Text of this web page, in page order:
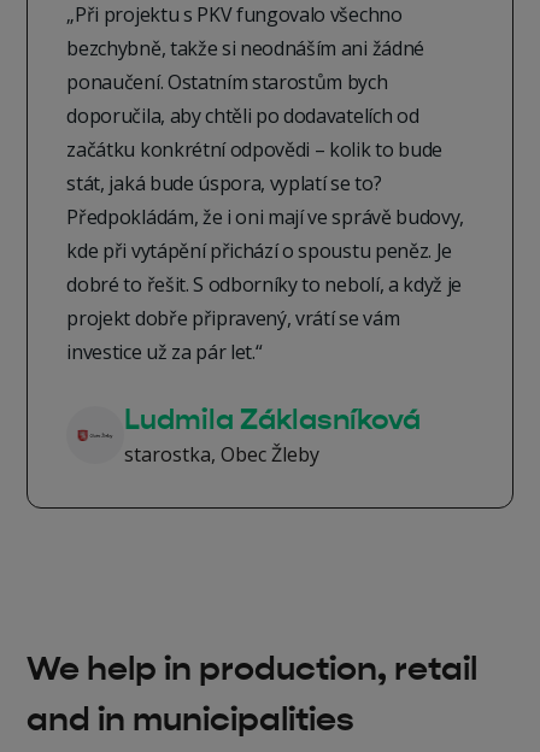
„Při projektu s PKV fungovalo všechno
bezchybně, takže si neodnáším ani žádné
ponaučení. Ostatním starostům bych
doporučila, aby chtěli po dodavatelích od
začátku konkrétní odpovědi – kolik to bude
stát, jaká bude úspora, vyplatí se to?
Předpokládám, že i oni mají ve správě budovy,
kde při vytápění přichází o spoustu peněz. Je
dobré to řešit. S odborníky to nebolí, a když je
projekt dobře připravený, vrátí se vám
investice už za pár let.“
Ludmila Záklasníková
starostka, Obec Žleby
We help in production, retail
and in municipalities